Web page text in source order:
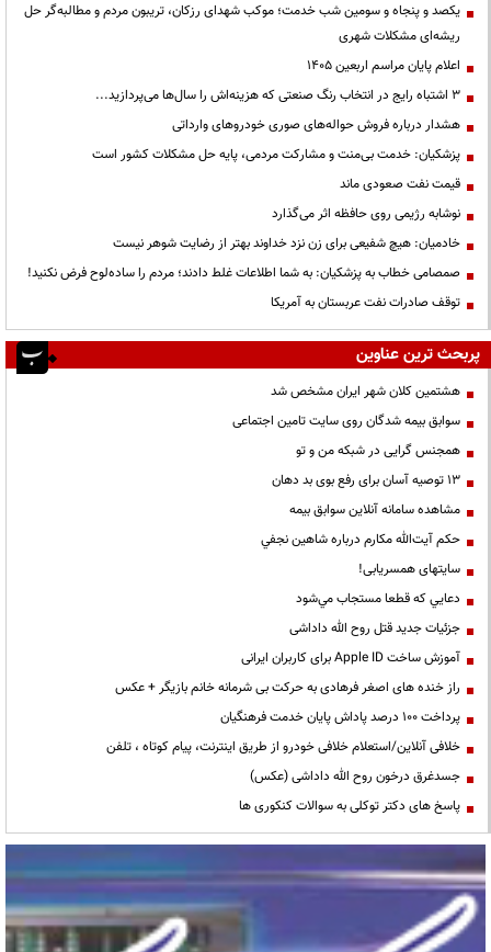
یکصد و پنجاه و سومین شب خدمت؛ موکب شهدای رزکان، تریبون مردم و مطالبه‌گر حل
ریشه‌ای مشکلات شهری
اعلام پایان مراسم اربعین ۱۴۰۵
3 اشتباه رایج در انتخاب رنگ صنعتی که هزینه‌اش را سال‌ها می‌پردازید...
هشدار درباره فروش حواله‌های صوری خودروهای وارداتی
پزشکیان: خدمت بی‌منت و مشارکت مردمی، پایه حل مشکلات کشور است
قیمت نفت صعودی ماند
نوشابه رژیمی روی حافظه اثر می‌گذارد
خادمیان: هیچ شفیعی برای زن نزد خداوند بهتر از رضایت شوهر نیست
صمصامی خطاب به پزشکیان: به شما اطلاعات غلط دادند؛ مردم را ساده‌لوح فرض نکنید!
توقف صادرات نفت عربستان به آمریکا
پربحث ترین عناوین
هشتمین کلان شهر ایران مشخص شد
سوابق بیمه شدگان روی سایت تامین اجتماعی
همجنس گرایی در شبکه من و تو
13 توصیه آسان برای رفع بوی بد دهان
مشاهده سامانه آنلاين سوابق بیمه
حكم آيت‌الله مكارم درباره شاهين نجفي
سایتهای همسریابی!
دعايي كه قطعا مستجاب مي‌شود
جزئیات جدید قتل روح الله داداشی
آموزش ساخت Apple ID برای کاربران ایرانی
راز خنده های اصغر فرهادی به حرکت بی شرمانه خانم بازیگر + عکس
پرداخت ۱۰۰ درصد پاداش پایان خدمت فرهنگیان
خلافی آنلاین/استعلام خلافی خودرو از طریق اینترنت، پیام کوتاه ، تلفن
جسدغرق درخون روح الله داداشی (عکس)
پاسخ های دکتر توکلی به سوالات کنکوری ها